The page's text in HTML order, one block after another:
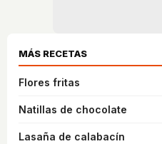
MÁS RECETAS
Flores fritas
Natillas de chocolate
Lasaña de calabacín